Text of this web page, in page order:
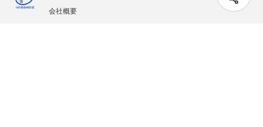
会社概要